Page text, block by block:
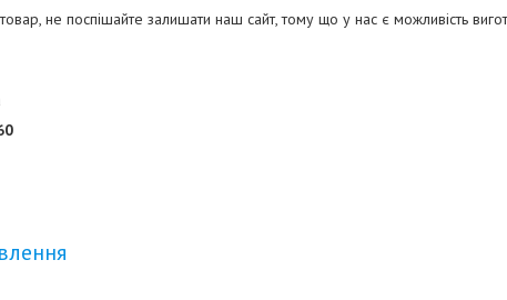
не поспішайте залишати наш сайт, тому що у нас є можливість